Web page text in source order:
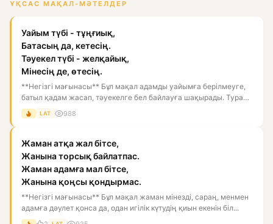
ҰҚСАС МАҚАЛ-МӘТЕЛДЕР
Уайым түбі - тұңғиық,
Батасың да, кетесің.
Тәуекел түбі - желқайық,
Мінесің де, өтесің.
**Негізгі мағынасы** Бұл мақал адамды уайымға берілмеуге,
батыл қадам жасап, тәуекелге бел байлауға шақырады. Тура
мағын...
LAT 988
Жаман атқа жал бітсе,
Жанына торсық байлатпас.
Жаман адамға мал бітсе,
Жанына қоңсы қондырмас.
**Негізгі мағынасы** Бұл мақал жаман мінезді, сараң, менмен
адамға дәулет қонса да, одан игілік күтудің қиын екенін біл...